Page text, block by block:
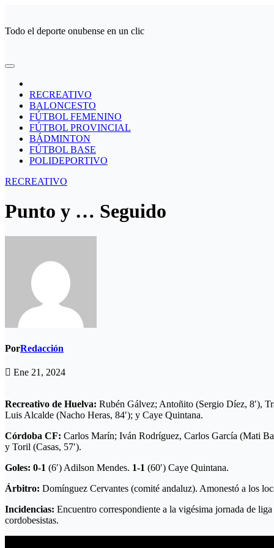
contenido
Todo el deporte onubense en un clic
RECREATIVO
BALONCESTO
FÚTBOL FEMENINO
FÚTBOL PROVINCIAL
BÁDMINTON
FÚTBOL BASE
POLIDEPORTIVO
RECREATIVO
Punto y … Seguido
PorRedacción
Ene 21, 2024
Recreativo de Huelva: Rubén Gálvez; Antoñito (Sergio Díez, 8′),
Luis Alcalde (Nacho Heras, 84′); y Caye Quintana.
Córdoba CF: Carlos Marín; Iván Rodríguez, Carlos García (Mati
y Toril (Casas, 57′).
Goles: 0-1 (6′) Adilson Mendes. 1-1 (60′) Caye Quintana.
Árbitro: Domínguez Cervantes (comité andaluz). Amonestó a los
Incidencias: Encuentro correspondiente a la vigésima jornada de
cordobesistas.